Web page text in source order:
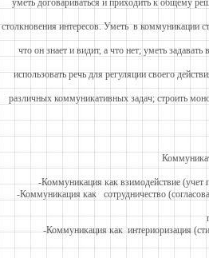
уметь договариваться и приходить к общему
столкновения интересов. Уметь в коммуникации
что он знает и видит, а что нет; уметь
использовать речь для регуляции своего
различных коммуникативных задач; строить
-Коммуникация как взимодействие (учет
-Коммуникация как сотрудничество
-Коммуникация как интериоризация